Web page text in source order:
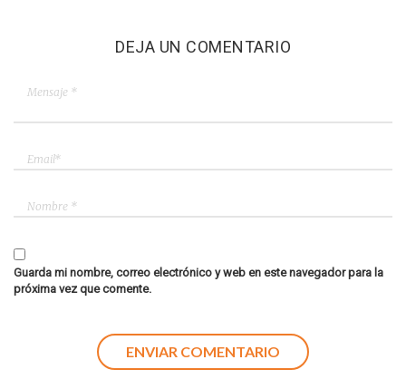
DEJA UN COMENTARIO
Guarda mi nombre, correo electrónico y web en este navegador para la
próxima vez que comente.